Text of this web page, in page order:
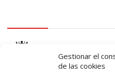
Gestionar el
de las cookies